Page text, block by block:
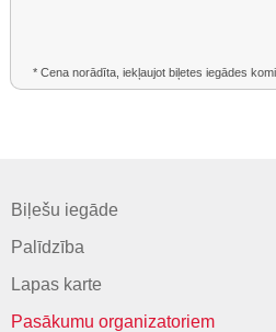
* Cena norādīta, iekļaujot biļetes iegādes
Biļešu iegāde
Palīdzība
Lapas karte
Pasākumu organizatoriem